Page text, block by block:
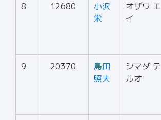
8 12680
小沢
栄
オザワ エ
イ
9 20370
島田
照夫
シマダ テ
ルオ